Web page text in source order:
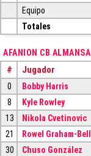
Equipo
Totales
AFANION CB ALMANSA
# Jugador
0 Bobby Harris
8
Kyle Rowley
13
Nikola Cvetinovic
21
Rowel Graham-Bell
30
Chuso González